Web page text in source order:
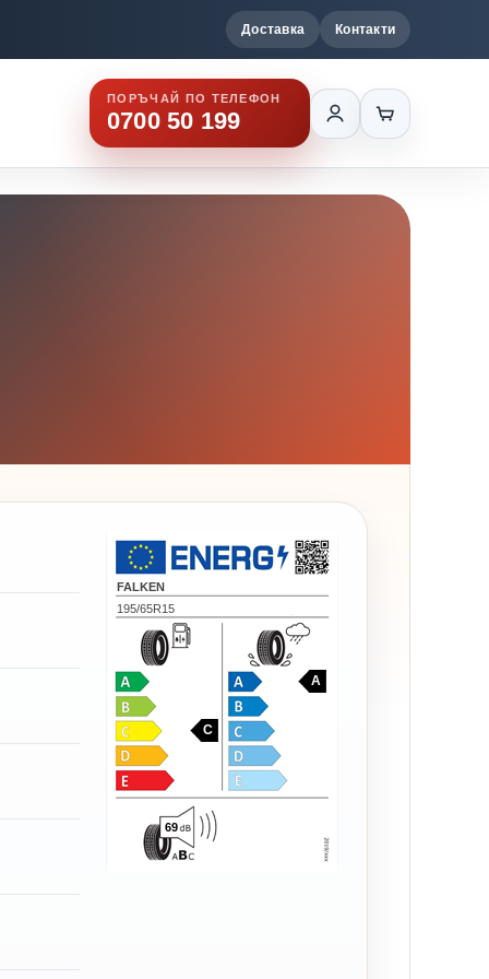
Доставка Контакти
ПОРЪЧАЙ ПО ТЕЛЕФОН
0700 50 199
FALKEN
195/65R15
C
A
69